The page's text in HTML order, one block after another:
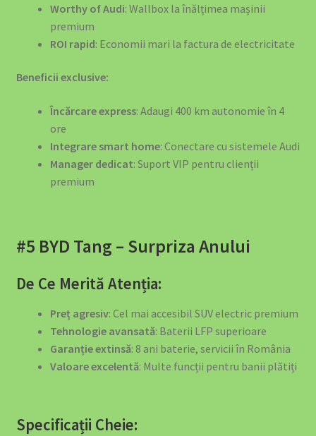
Worthy of Audi: Wallbox la înălțimea mașinii
premium
ROI rapid: Economii mari la factura de electricitate
Beneficii exclusive:
Încărcare express: Adaugi 400 km autonomie în 4
ore
Integrare smart home: Conectare cu sistemele Audi
Manager dedicat: Suport VIP pentru clienții
premium
#5 BYD Tang – Surpriza Anului
De Ce Merită Atenția:
Preț agresiv: Cel mai accesibil SUV electric premium
Tehnologie avansată: Baterii LFP superioare
Garanție extinsă: 8 ani baterie, servicii în România
Valoare excelentă: Multe funcții pentru banii plătiți
Specificații Cheie: